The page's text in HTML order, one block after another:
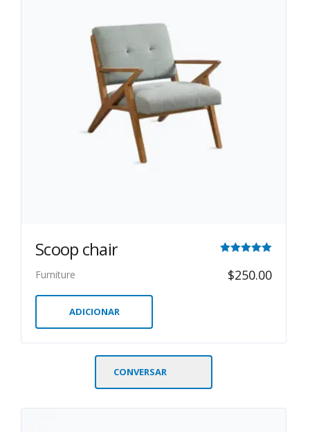
Scoop chair
5.00
Furniture $250.00
ADICIONAR
CONVERSAR